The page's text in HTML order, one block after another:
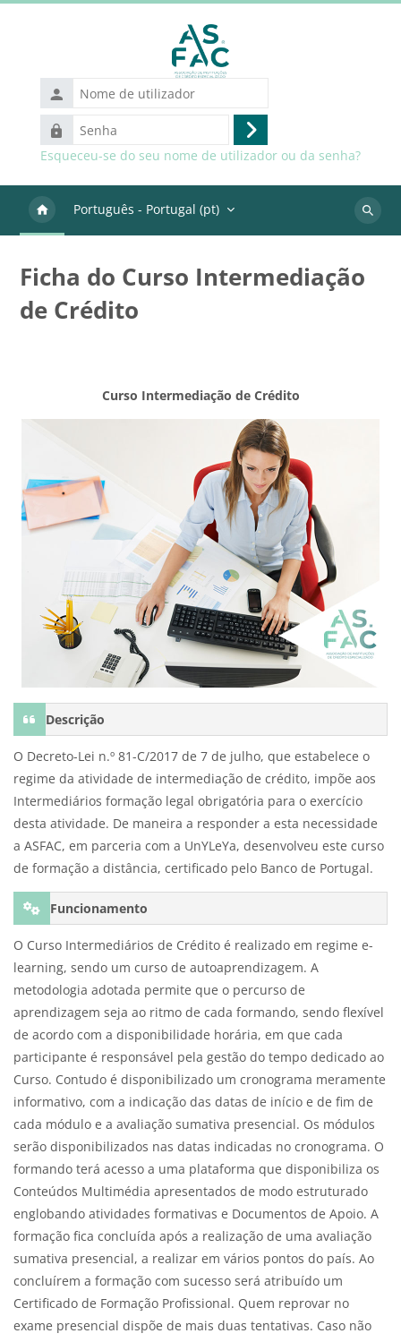
Nome
de
utilizador
Senha
Entrar
Esqueceu-se do seu nome de utilizador ou da senha?
Português - Portugal ‎(pt)‎
Ficha do Curso Intermediação
de Crédito
Curso Intermediação de Crédito
Descrição
O Decreto-Lei n.º 81-C/2017 de 7 de julho, que estabelece o
regime da atividade de intermediação de crédito, impõe aos
Intermediários formação legal obrigatória para o exercício
desta atividade. De maneira a responder a esta necessidade
a ASFAC, em parceria com a UnYLeYa, desenvolveu este curso
de formação a distância, certificado pelo Banco de Portugal.
Funcionamento
O Curso Intermediários de Crédito é realizado em regime e-
learning, sendo um curso de autoaprendizagem. A
metodologia adotada permite que o percurso de
aprendizagem seja ao ritmo de cada formando, sendo flexível
de acordo com a disponibilidade horária, em que cada
participante é responsável pela gestão do tempo dedicado ao
Curso. Contudo é disponibilizado um cronograma meramente
informativo, com a indicação das datas de início e de fim de
cada módulo e a avaliação sumativa presencial. Os módulos
serão disponibilizados nas datas indicadas no cronograma. O
formando terá acesso a uma plataforma que disponibiliza os
Conteúdos Multimédia apresentados de modo estruturado
englobando atividades formativas e Documentos de Apoio. A
formação fica concluída após a realização de uma avaliação
sumativa presencial, a realizar em vários pontos do país. Ao
concluírem a formação com sucesso será atribuído um
Certificado de Formação Profissional. Quem reprovar no
exame presencial dispõe de mais duas tentativas. Caso não